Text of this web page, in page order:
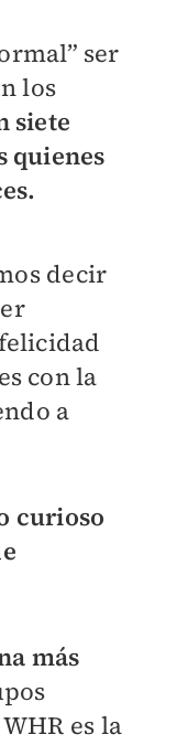
ser
los
siete
quienes
decir
con la
a
curioso
más
es la